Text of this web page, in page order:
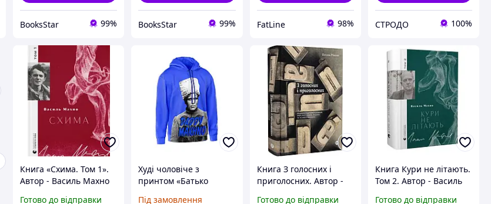
BooksStar 99% BooksStar 99% FatLine 98% СТРОДО 100%
Книга «Схима. Том 1».
Автор - Василь Махно
Готово до відправки
Худі чоловіче з
принтом «Батько
Під замовлення
Книга З голосних і
приголосних. Автор -
Готово до відправки
Книга Кури не літають.
Том 2. Автор - Василь
Готово до відправки